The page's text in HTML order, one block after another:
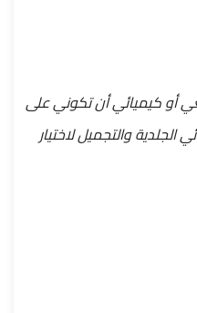
أو كيميائي أن تكوني على
والتجميل لاختيار